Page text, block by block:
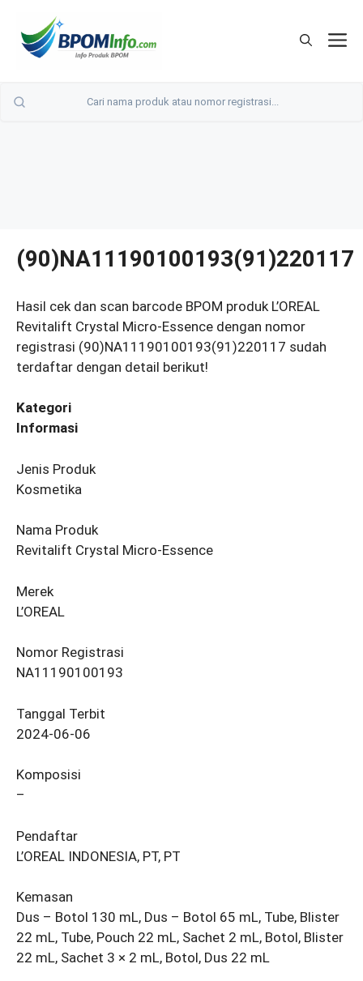
(90)NA11190100193(91)220117
Hasil cek dan scan barcode BPOM produk L’OREAL
Revitalift Crystal Micro-Essence dengan nomor
registrasi (90)NA11190100193(91)220117 sudah
terdaftar dengan detail berikut!
Kategori
Informasi
Jenis Produk
Kosmetika
Nama Produk
Revitalift Crystal Micro-Essence
Merek
L’OREAL
Nomor Registrasi
NA11190100193
Tanggal Terbit
2024-06-06
Komposisi
–
Pendaftar
L’OREAL INDONESIA, PT, PT
Kemasan
Dus – Botol 130 mL, Dus – Botol 65 mL, Tube, Blister
22 mL, Tube, Pouch 22 mL, Sachet 2 mL, Botol, Blister
22 mL, Sachet 3 × 2 mL, Botol, Dus 22 mL